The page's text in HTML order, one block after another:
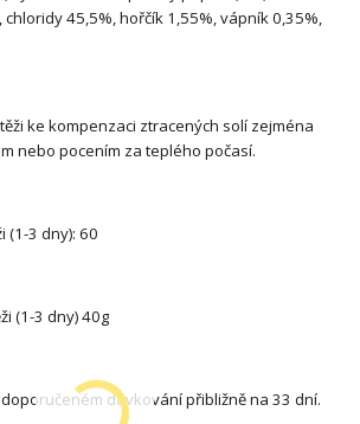
45,5%, hořčík 1,55%, vápník 0,35%,
ke kompenzaci ztracených solí zejména
nebo pocením za teplého počasí.
(1-3 dny): 60
(1-3 dny) 40g
dávkování přibližně na 33 dní.